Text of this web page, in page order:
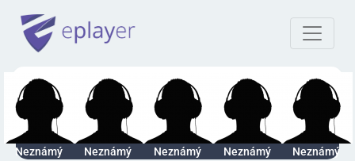
Neznámý Neznámý Neznámý Neznámý Neznámý